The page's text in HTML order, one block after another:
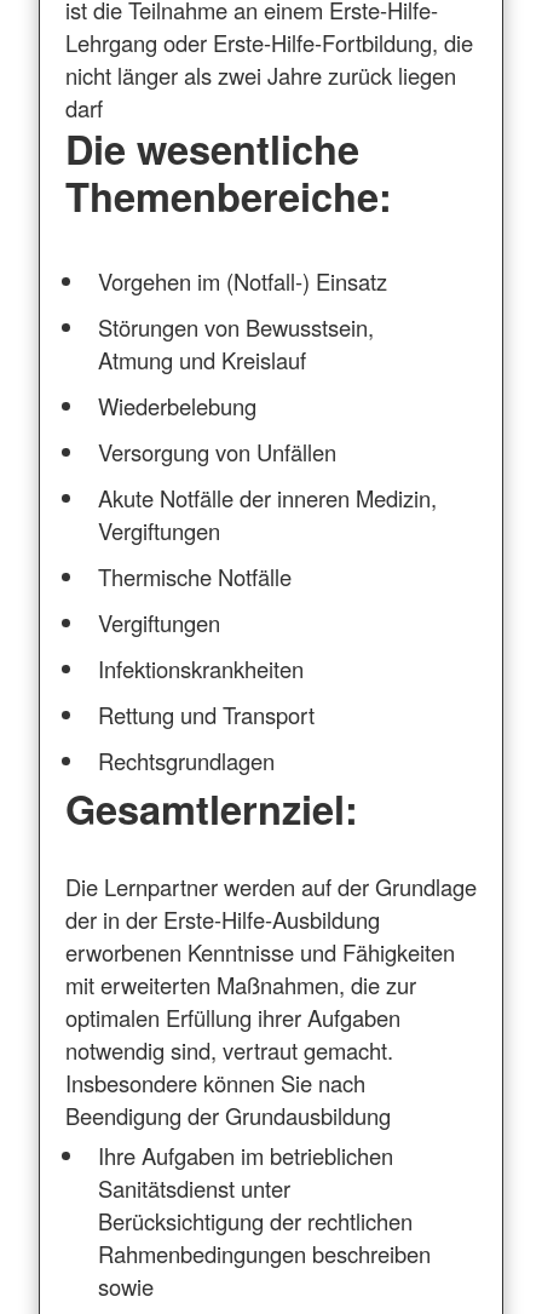
ist die Teilnahme an einem Erste-Hilfe-
Lehrgang oder Erste-Hilfe-Fortbildung, die
nicht länger als zwei Jahre zurück liegen
darf
Die wesentliche
Themenbereiche:
Vorgehen im (Notfall-) Einsatz
Störungen von Bewusstsein,
Atmung und Kreislauf
Wiederbelebung
Versorgung von Unfällen
Akute Notfälle der inneren Medizin,
Vergiftungen
Thermische Notfälle
Vergiftungen
Infektionskrankheiten
Rettung und Transport
Rechtsgrundlagen
Gesamtlernziel:
Die Lernpartner werden auf der Grundlage
der in der Erste-Hilfe-Ausbildung
erworbenen Kenntnisse und Fähigkeiten
mit erweiterten Maßnahmen, die zur
optimalen Erfüllung ihrer Aufgaben
notwendig sind, vertraut gemacht.
Insbesondere können Sie nach
Beendigung der Grundausbildung
Ihre Aufgaben im betrieblichen
Sanitätsdienst unter
Berücksichtigung der rechtlichen
Rahmenbedingungen beschreiben
sowie